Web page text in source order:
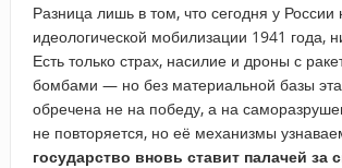
Разница лишь в том, что сегодня у России
идеологической мобилизации 1941 года,
Есть только страх, насилие и дроны с
бомбами — но без материальной базы
обречена не на победу, а на
не повторяется, но её механизмы
государство вновь ставит палачей за